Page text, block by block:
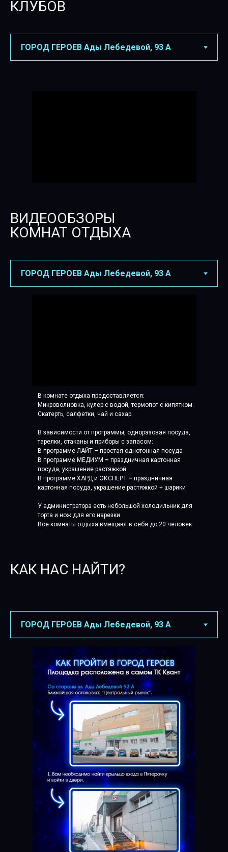
КЛУБОВ
ВИДЕООБЗОРЫ
КОМНАТ ОТДЫХА
В комнате отдыха предоставляется:
Микроволновка, кулер с водой, термопот с кипятком.
Скатерть, салфетки, чай и сахар.
В зависимости от программы, одноразовая посуда,
тарелки, стаканы и приборы с запасом:
В программе ЛАЙТ – простая однотонная посуда
В программе МЕДИУМ – праздничная картонная
посуда, украшение растяжкой
В программе ХАРД и ЭКСПЕРТ – праздничная
картонная посуда, украшение растяжкой + шарики
У администратора есть небольшой холодильник для
торта и нож для его нарезки
Все комнаты отдыха вмещают в себя до 20 человек
В комнате отдыха предоставляется:
Микроволновка, кулер с водой, термопот с кипятком.
Скатерть, салфетки, чай и сахар.
В зависимости от программы, одноразовая посуда,
тарелки, стаканы и приборы с запасом:
В программе ЛАЙТ–простая однотонная посуда
В программе МЕДИУМ
–праздничная картонная
посуда, украшение растяжкой
В программе ХАРД и ЭКСПЕРТ–праздничная
картонная посуда, украшение растяжкой + шарики
У администратора есть небольшой холодильник для
торта и нож для его нарезки
Все комнаты отдыха вмещают в себя до 20 человек
КАК НАС НАЙТИ?